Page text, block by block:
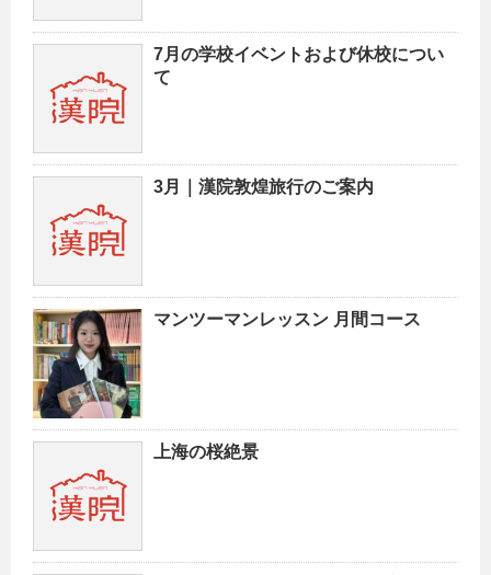
7月の学校イベントおよび休校につい
て
3月｜漢院敦煌旅行のご案内
マンツーマンレッスン 月間コース
上海の桜絶景